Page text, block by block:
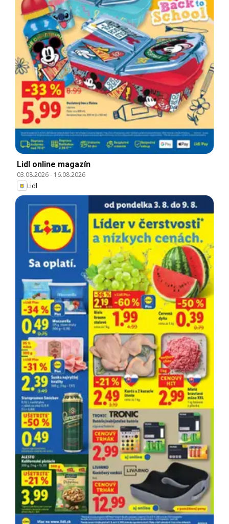
Lidl online magazín
03.08.2026- 16.08.2026
Lidl